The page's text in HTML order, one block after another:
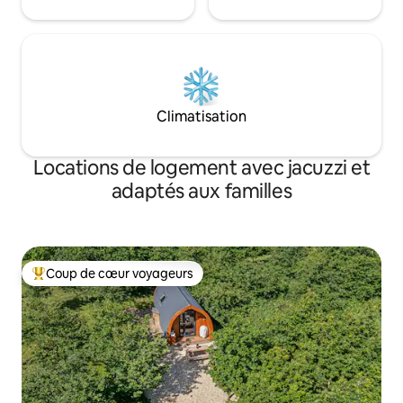
Climatisation
Locations de logement avec jacuzzi et
adaptés aux familles
Coups de cœur voyageurs les plus appréciés
Coup de cœur voyageurs